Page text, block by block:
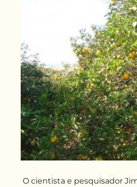
O cientista e pesquisador